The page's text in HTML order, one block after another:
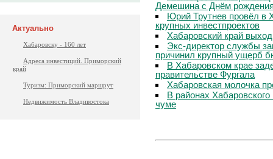
Актуально
Хабаровску - 160 лет
Адреса инвестиций. Приморский
край
Туризм: Приморский маршрут
Недвижимость Владивостока
Демешина с Днём
Юрий Трутнев провёл в
крупных инвестпроектов
Хабаровский край
Экс-директор службы
причинил крупный ущерб
В Хабаровском крае
правительстве Фургала
Хабаровская молочка
В районах
чуме